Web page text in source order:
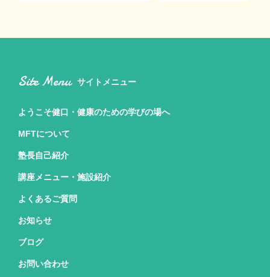
Site Menu サイトメニュー
ようこそ健口・健康のための学びの場へ
MFTについて
塾長自己紹介
講座メニュー・施設紹介
よくあるご質問
お知らせ
ブログ
お問い合わせ